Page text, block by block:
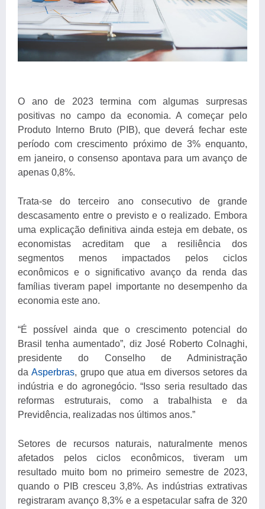
O ano de 2023 termina com algumas surpresas
positivas no campo da economia. A começar pelo
Produto Interno Bruto (PIB), que deverá fechar este
período com crescimento próximo de 3% enquanto,
em janeiro, o consenso apontava para um avanço de
apenas 0,8%.
Trata-se do terceiro ano consecutivo de grande
descasamento entre o previsto e o realizado. Embora
uma explicação definitiva ainda esteja em debate, os
economistas acreditam que a resiliência dos
segmentos menos impactados pelos ciclos
econômicos e o significativo avanço da renda das
famílias tiveram papel importante no desempenho da
economia este ano.
“É possível ainda que o crescimento potencial do
Brasil tenha aumentado”, diz José Roberto Colnaghi,
presidente do Conselho de Administração
daAsperbras, grupo que atua em diversos setores da
indústria e do agronegócio. “Isso seria resultado das
reformas estruturais, como a trabalhista e da
Previdência, realizadas nos últimos anos.”
Setores de recursos naturais, naturalmente menos
afetados pelos ciclos econômicos, tiveram um
resultado muito bom no primeiro semestre de 2023,
quando o PIB cresceu 3,8%. As indústrias extrativas
registraram avanço 8,3% e a espetacular safra de 320